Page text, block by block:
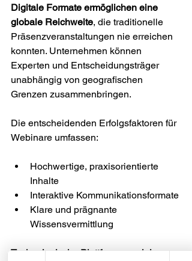
Digitale Formate ermöglichen eine
globale Reichweite, die traditionelle
Präsenzveranstaltungen nie erreichen
konnten. Unternehmen können
Experten und Entscheidungsträger
unabhängig von geografischen
Grenzen zusammenbringen.
Die entscheidenden Erfolgsfaktoren für
Webinare umfassen:
Hochwertige, praxisorientierte
Inhalte
Interaktive Kommunikationsformate
Klare und prägnante
Wissensvermittlung
Technologische Plattformen spielen